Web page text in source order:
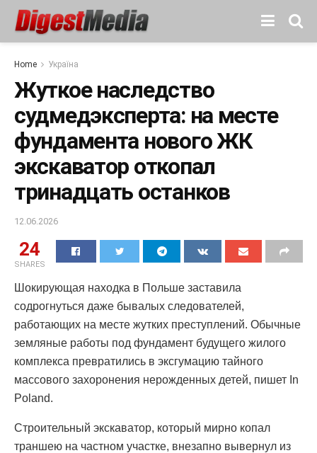
Home Україна
Жуткое наследство
судмедэксперта: на месте
фундамента нового ЖК
экскаватор откопал
тринадцать останков
12.06.2026
24
SHARES
Шокирующая находка в Польше заставила
содрогнуться даже бывалых следователей,
работающих на месте жутких преступлений. Обычные
земляные работы под фундамент будущего жилого
комплекса превратились в эксгумацию тайного
массового захоронения нерожденных детей, пишет In
Poland.
Строительный экскаватор, который мирно копал
траншею на частном участке, внезапно вывернул из